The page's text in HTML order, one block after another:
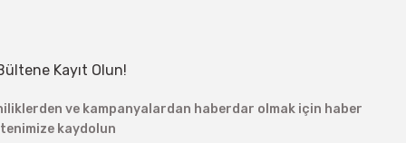
Kayıt Olun!
ve kampanyalardan haberdar olmak için haber
kaydolun